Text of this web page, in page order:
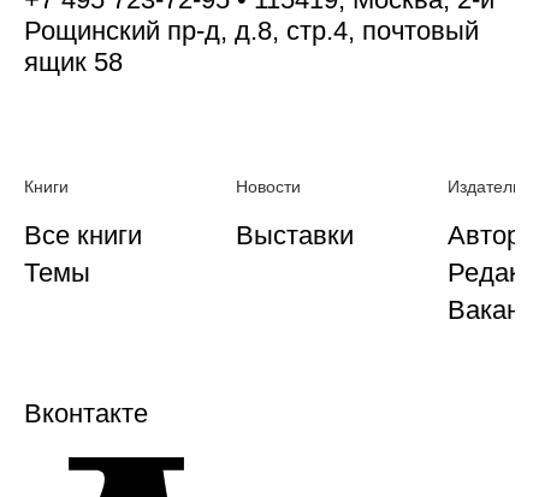
Рощинский пр-д, д.8, стр.4, почтовый
ящик 58
Книги
Все книги
Темы
Новости
Выставки
Вконтакте